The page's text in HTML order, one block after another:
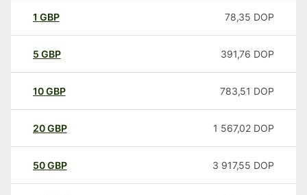
1 GBP 78,35 DOP
5 GBP 391,76 DOP
10GBP 783,51 DOP
20GBP 1 567,02 DOP
50GBP 3 917,55 DOP